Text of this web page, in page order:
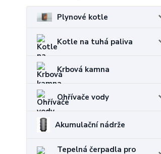
Plynové kotle
Kotle na tuhá paliva
Krbová kamna
Ohřívače vody
Akumulační nádrže
Tepelná čerpadla pro